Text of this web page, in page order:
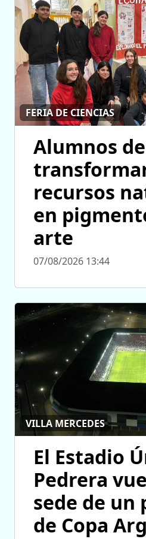
FERIA DE CIENCIAS
Alumnos
recursos
en
arte
07/08/2026 13:44
VILLA MERCEDES
El Estadio
Pedrera
sede de un
de Copa